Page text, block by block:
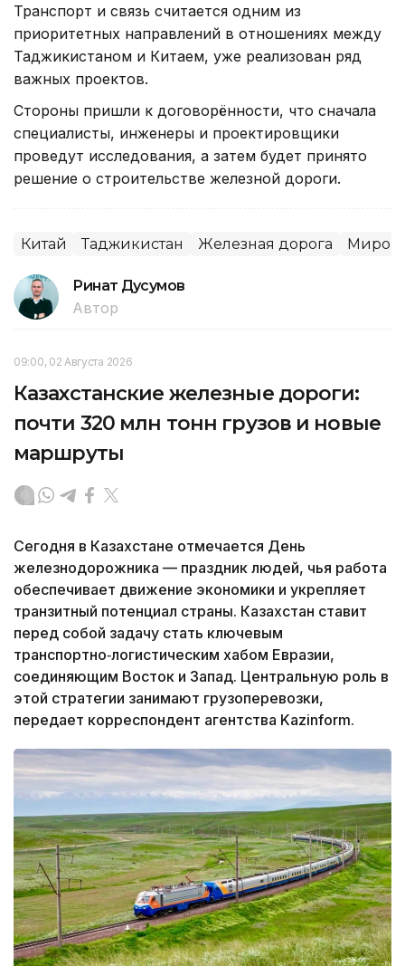
Транспорт и связь считается одним из
приоритетных направлений в отношениях между
Таджикистаном и Китаем, уже реализован ряд
важных проектов.
Стороны пришли к договорённости, что сначала
специалисты, инженеры и проектировщики
проведут исследования, а затем будет принято
решение о строительстве железной дороги.
Китай Таджикистан Железная дорога
Ринат Дусумов
Автор
09:00, 02 Августа 2026
Казахстанские железные дороги:
почти 320 млн тонн грузов и новые
маршруты
Сегодня в Казахстане отмечается День
железнодорожника — праздник людей, чья работа
обеспечивает движение экономики и укрепляет
транзитный потенциал страны. Казахстан ставит
перед собой задачу стать ключевым
транспортно‑логистическим хабом Евразии,
соединяющим Восток и Запад. Центральную роль в
этой стратегии занимают грузоперевозки,
передает корреспондент агентства Kazinform.